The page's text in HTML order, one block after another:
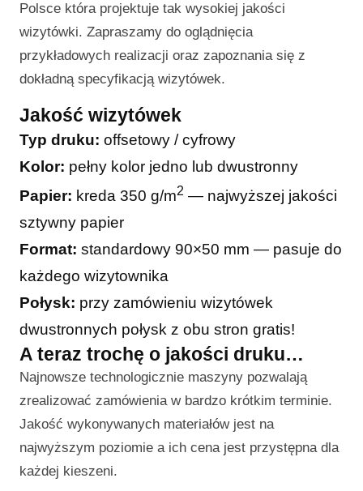
Polsce która projektuje tak wysokiej jakości
wizytówki. Zapraszamy do oglądnięcia
przykładowych realizacji oraz zapoznania się z
dokładną specyfikacją wizytówek.
Jakość wizytówek
Typ druku: offsetowy / cyfrowy
Kolor: pełny kolor jedno lub dwustronny
Papier: kreda 350 g/m2 — najwyższej jakości
sztywny papier
Format: standardowy 90×50 mm — pasuje do
każdego wizytownika
Połysk: przy zamówieniu wizytówek
dwustronnych połysk z obu stron gratis!
A teraz trochę o jakości druku…
Najnowsze technologicznie maszyny pozwalają
zrealizować zamówienia w bardzo krótkim terminie.
Jakość wykonywanych materiałów jest na
najwyższym poziomie a ich cena jest przystępna dla
każdej kieszeni.